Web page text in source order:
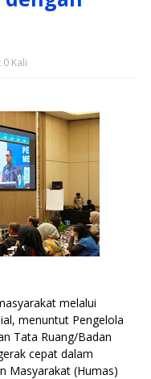
0 Kali
melalui
menuntut Pengelola
Tata Ruang/Badan
cepat dalam
Masyarakat (Humas)